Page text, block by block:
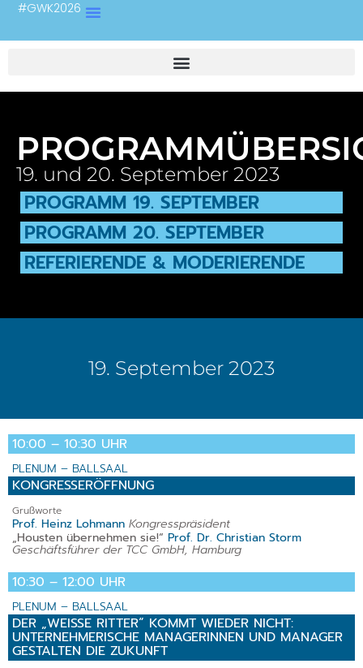
#GWK2026
19. und 20. September 2023
PROGRAMM 19. SEPTEMBER
PROGRAMM 20. SEPTEMBER
REFERIERENDE & MODERIERENDE
19. September 2023
10:00 – 10:30 UHR
PLENUM – BALLSAAL
KONGRESSERÖFFNUNG
Grußworte
Prof. Heinz Lohmann Kongresspräsident
„Housten übernehmen sie!“ Prof. Dr. Christian Storm
Geschäftsführer der TCC GmbH, Hamburg
10:30 – 12:00 UHR
PLENUM – BALLSAAL
DER „WEISSE RITTER“ KOMMT WIEDER NICHT:
UNTERNEHMERISCHE MANAGERINNEN UND MANAGER
GESTALTEN DIE ZUKUNFT